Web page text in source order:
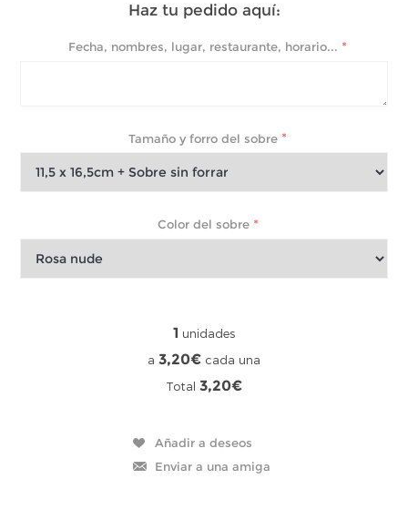
Haz tu pedido aquí:
Fecha, nombres, lugar, restaurante, horario... *
Tamaño y forro del sobre *
Color del sobre *
1 unidades
a 3,20€ cada una
Total 3,20€